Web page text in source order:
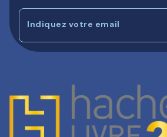
Indiquez votre email